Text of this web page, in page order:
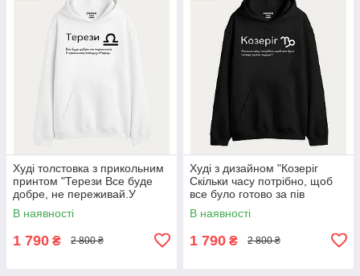
Худі толстовка з прикольним
принтом "Терези Все буде
добре, не переживай.У
крайньому випадку п*здець"
В наявності
1 790 ₴ 2 800 ₴
Худі з дизайном "Козеріг
Скільки часу потрібно, щоб
все було готово за пів
години?"
В наявності
1 790 ₴ 2 800 ₴